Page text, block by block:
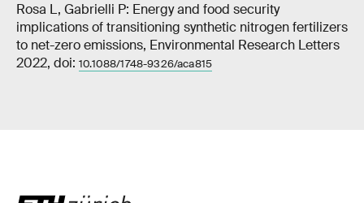
Rosa L, Gabrielli P: Energy and food security
implications of transitioning synthetic nitrogen fertilizers
to net-zero emissions, Environmental Research Letters
2022, doi: 10.1088/1748-9326/aca815